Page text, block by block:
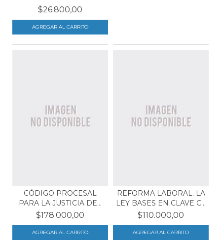
$26.800,00
CÓDIGO PROCESAL
PARA LA JUSTICIA DEL
TRA...
$178.000,00
REFORMA LABORAL. LA
LEY BASES EN CLAVE C...
$110.000,00